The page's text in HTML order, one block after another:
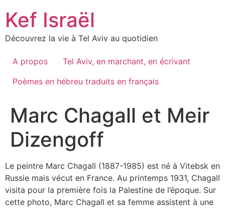
content
Kef Israël
Découvrez la vie à Tel Aviv au quotidien
A propos
Tel Aviv, en marchant, en écrivant
Poèmes en hébreu traduits en français
Marc Chagall et Meir
Dizengoff
Le peintre Marc Chagall (1887-1985) est né à Vitebsk en
Russie mais vécut en France. Au printemps 1931, Chagall
visita pour la première fois la Palestine de l’époque. Sur
cette photo, Marc Chagall et sa femme assistent à une